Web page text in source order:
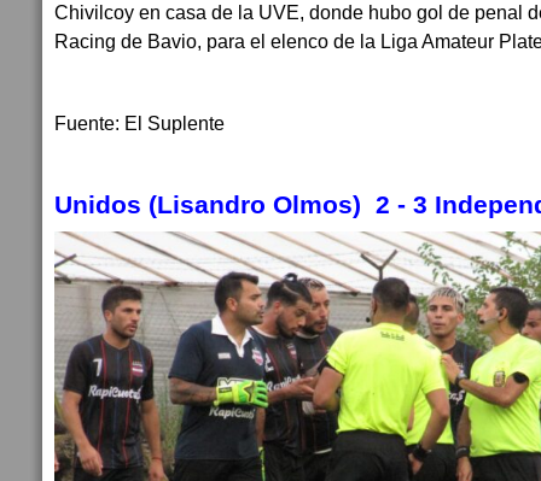
Chivilcoy en casa de la UVE, donde hubo gol de penal
Racing de Bavio, para el elenco de la Liga Amateur
Fuente: El Suplente
Unidos (Lisandro Olmos) 2 - 3